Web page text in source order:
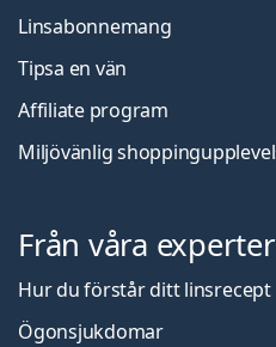
Linsabonnemang
Tipsa en vän
Affiliate program
Miljövänlig
Från våra experter
Hur du förstår ditt linsrecept
Ögonsjukdomar